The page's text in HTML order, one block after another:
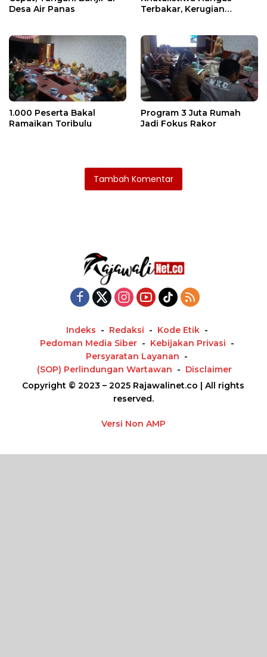
Desa Air Panas
Terbakar, Kerugian
1.000 Peserta Bakal
Ramaikan Toribulu
Program 3 Juta Rumah
Jadi Fokus Rakor
Tambah Komentar
Indeks Redaksi
Kode Etik
Pedoman Media Siber
Kebijakan Privasi
Persyaratan Layanan
(SOP) Perlindungan Wartawan
Disclaimer
Copyright © 2023 – 2025 Rajawalinet.co | All rights
reserved.
Versi Non AMP